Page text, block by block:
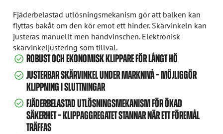
Fjäderbelastad utlösningsmekanism gör att balken kan
flyttas bakåt om den kör emot ett hinder. Skärvinkeln kan
justeras manuellt men handvinschen. Elektronisk
skärvinkeljustering som tillval.
ROBUST OCH EKONOMISK KLIPPARE FÖR LÅNGT HÖ
JUSTERBAR SKÄRVINKEL UNDER MARKNIVÅ – MÖJLIGGÖR
KLIPPNING I SLUTTNINGAR
FJÄDERBELASTAD UTLÖSNINGSMEKANISM FÖR ÖKAD
SÄKERHET – KLIPPAGGREGATET STANNAR NÄR ETT FÖREMÅL
TRÄFFAS